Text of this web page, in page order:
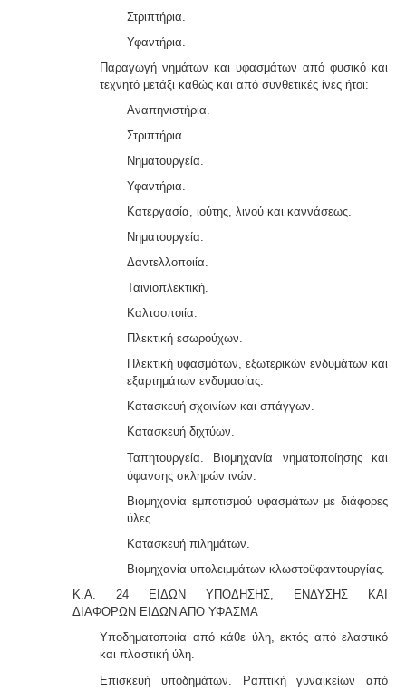
Στριπτήρια.
Υφαντήρια.
Παραγωγή νημάτων και υφασμάτων από φυσικό και
τεχνητό μετάξι καθώς και από συνθετικές ίνες ήτοι:
Αναπηνιστήρια.
Στριπτήρια.
Νηματουργεία.
Υφαντήρια.
Κατεργασία, ιούτης, λινού και καννάσεως.
Νηματουργεία.
Δαντελλοποιία.
Ταινιοπλεκτική.
Καλτσοποιία.
Πλεκτική εσωρούχων.
Πλεκτική υφασμάτων, εξωτερικών ενδυμάτων και
εξαρτημάτων ενδυμασίας.
Κατασκευή σχοινίων και σπάγγων.
Κατασκευή διχτύων.
Ταπητουργεία. Βιομηχανία νηματοποίησης και
ύφανσης σκληρών ινών.
Βιομηχανία εμποτισμού υφασμάτων με διάφορες
ύλες.
Κατασκευή πιλημάτων.
Βιομηχανία υπολειμμάτων κλωστοϋφαντουργίας.
Κ.Α. 24 ΕΙΔΩΝ ΥΠΟΔΗΣΗΣ, ΕΝΔΥΣΗΣ ΚΑΙ
ΔΙΑΦΟΡΩΝ ΕΙΔΩΝ ΑΠΟ ΥΦΑΣΜΑ
Υποδηματοποιία από κάθε ύλη, εκτός από ελαστικό
και πλαστική ύλη.
Επισκευή υποδημάτων. Ραπτική γυναικείων από